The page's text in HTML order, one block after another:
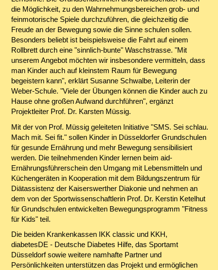
die Möglichkeit, zu den Wahrnehmungsbereichen grob- und
feinmotorische Spiele durchzuführen, die gleichzeitig die
Freude an der Bewegung sowie die Sinne schulen sollen.
Besonders beliebt ist beispielsweise die Fahrt auf einem
Rollbrett durch eine "sinnlich-bunte" Waschstrasse. "Mit
unserem Angebot möchten wir insbesondere vermitteln, dass
man Kinder auch auf kleinstem Raum für Bewegung
begeistern kann", erklärt Susanne Schwalbe, Leiterin der
Weber-Schule. "Viele der Übungen können die Kinder auch zu
Hause ohne großen Aufwand durchführen", ergänzt
Projektleiter Prof. Dr. Karsten Müssig.
Mit der von Prof. Müssig geleiteten Initiative "SMS. Sei schlau.
Mach mit. Sei fit." sollen Kinder in Düsseldorfer Grundschulen
für gesunde Ernährung und mehr Bewegung sensibilisiert
werden. Die teilnehmenden Kinder lernen beim aid-
Ernährungsführerschein den Umgang mit Lebensmitteln und
Küchengeräten in Kooperation mit dem Bildungszentrum für
Diätassistenz der Kaiserswerther Diakonie und nehmen an
dem von der Sportwissenschaftlerin Prof. Dr. Kerstin Ketelhut
für Grundschulen entwickelten Bewegungsprogramm "Fitness
für Kids" teil.
Die beiden Krankenkassen IKK classic und KKH,
diabetesDE - Deutsche Diabetes Hilfe, das Sportamt
Düsseldorf sowie weitere namhafte Partner und
Persönlichkeiten unterstützen das Projekt und ermöglichen